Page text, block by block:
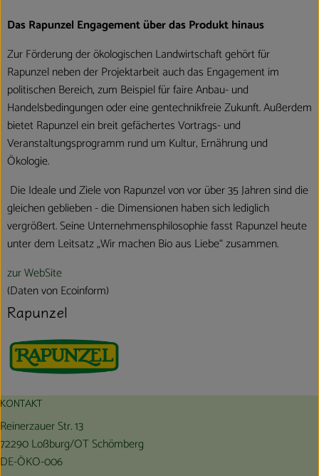
Das Rapunzel Engagement über das Produkt hinaus
Zur Förderung der ökologischen Landwirtschaft gehört für
Rapunzel neben der Projektarbeit auch das Engagement im
politischen Bereich, zum Beispiel für faire Anbau- und
Handelsbedingungen oder eine gentechnikfreie Zukunft. Außerdem
bietet Rapunzel ein breit gefächertes Vortrags- und
Veranstaltungsprogramm rund um Kultur, Ernährung und
Ökologie.
Die Ideale und Ziele von Rapunzel von vor über 35 Jahren sind die
gleichen geblieben - die Dimensionen haben sich lediglich
vergrößert. Seine Unternehmensphilosophie fasst Rapunzel heute
unter dem Leitsatz „Wir machen Bio aus Liebe“ zusammen.
zur WebSite
(Daten von Ecoinform)
Rapunzel
KONTAKT
Reinerzauer Str. 13
72290 Loßburg/OT Schömberg
DE-ÖKO-006